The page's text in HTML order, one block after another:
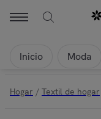
Inicio Moda
Hogar / Textil de hogar